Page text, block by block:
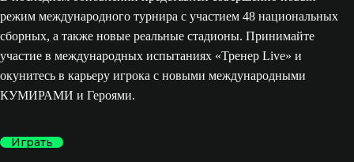
режим международного турнира с участием 48 национальных
сборных, а также новые реальные стадионы. Принимайте
участие в международных испытаниях «Тренер Live» и
окунитесь в карьеру игрока с новыми международными
КУМИРАМИ и Героями.
Играть